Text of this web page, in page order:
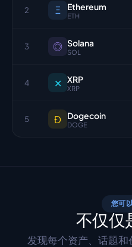
2 Ξ Ethereum
ETH
3 ◎ Solana
SOL
4 ✕ XRP
XRP
5 Ð Dogecoin
DOGE
您可
不仅仅
发现每个资产、话题和